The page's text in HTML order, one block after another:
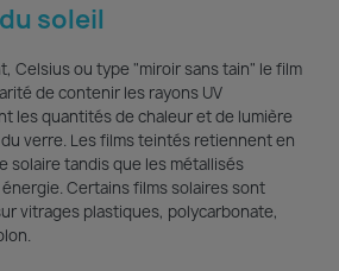
soleil
Celsius ou type "miroir sans tain" le film
de contenir les rayons UV
les quantités de chaleur et de lumière
verre. Les films teintés retiennent en
solaire tandis que les métallisés
Certains films solaires sont
vitrages plastiques, polycarbonate,